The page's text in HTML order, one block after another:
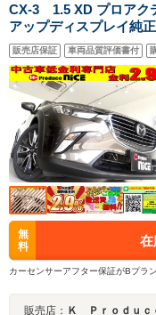
CX-3 1.5 XD プロアク
アップディスプレイ純
CD/DVD ブラインドスポットモニター パワーシート クリ
アランスソナー LED 純
ング アダプティブクル
販売店保証 車両品質評価書付
無
料
在
カーセンサーアフター保証がBプラ
販売店： Ｋ Ｐｒｏｄｕ